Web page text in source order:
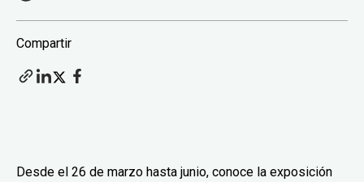
Compartir
Desde el 26 de marzo hasta junio, conoce la exposición